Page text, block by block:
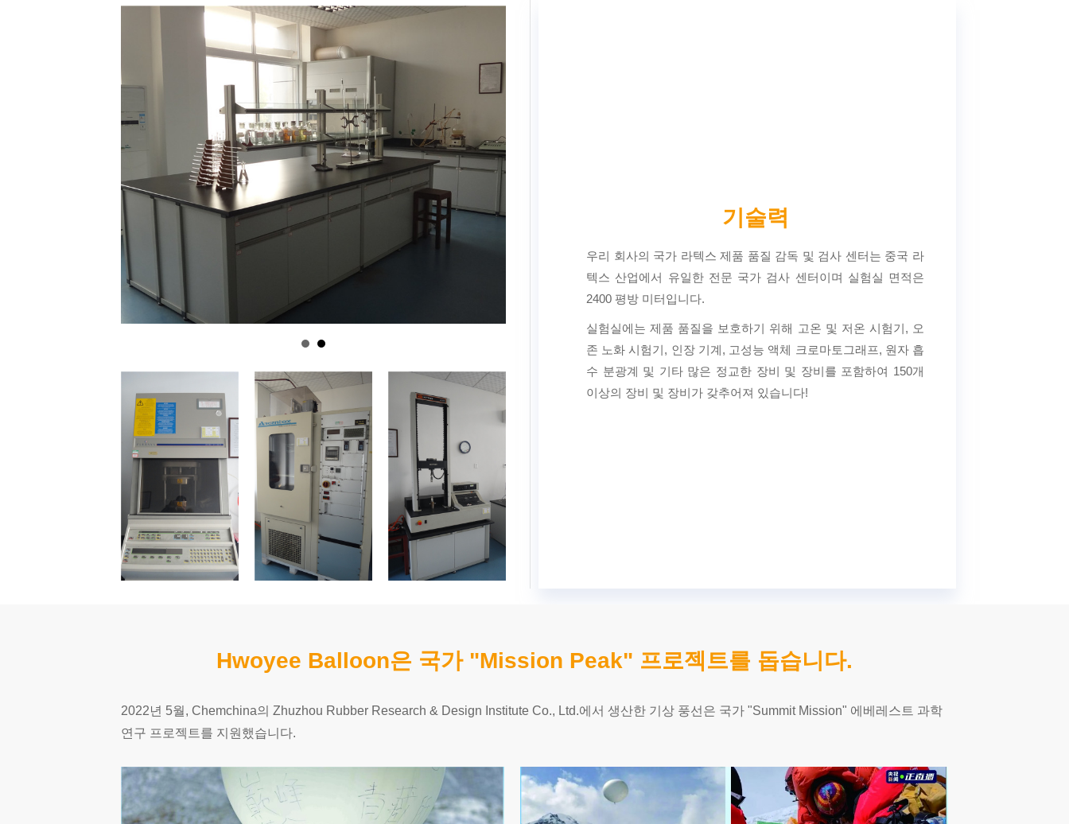
기술력
우리 회사의 국가 라텍스 제품 품질 감독 및 검사 센터는 중국 라
텍스 산업에서 유일한 전문 국가 검사 센터이며 실험실 면적은
2400 평방 미터입니다.
실험실에는 제품 품질을 보호하기 위해 고온 및 저온 시험기, 오
존 노화 시험기, 인장 기계, 고성능 액체 크로마토그래프, 원자 흡
수 분광계 및 기타 많은 정교한 장비 및 장비를 포함하여 150개
이상의 장비 및 장비가 갖추어져 있습니다!
Hwoyee Balloon은 국가 "Mission Peak" 프로젝트를 돕습니다.
2022년 5월, Chemchina의 Zhuzhou Rubber Research & Design Institute Co., Ltd.에서 생산한 기상 풍선은 국가 "Summit Mission" 에베레스트 과학
연구 프로젝트를 지원했습니다.